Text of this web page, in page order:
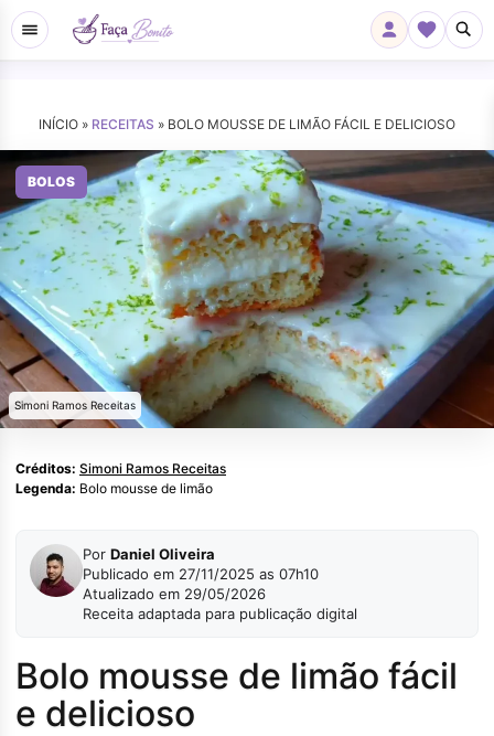
INÍCIO » RECEITAS » BOLO MOUSSE DE LIMÃO FÁCIL E DELICIOSO
BOLOS
Simoni Ramos Receitas
Créditos: Simoni Ramos Receitas
Legenda: Bolo mousse de limão
Por Daniel Oliveira
Publicado em 27/11/2025 as 07h10
Atualizado em 29/05/2026
Receita adaptada para publicação digital
Bolo mousse de limão fácil
e delicioso